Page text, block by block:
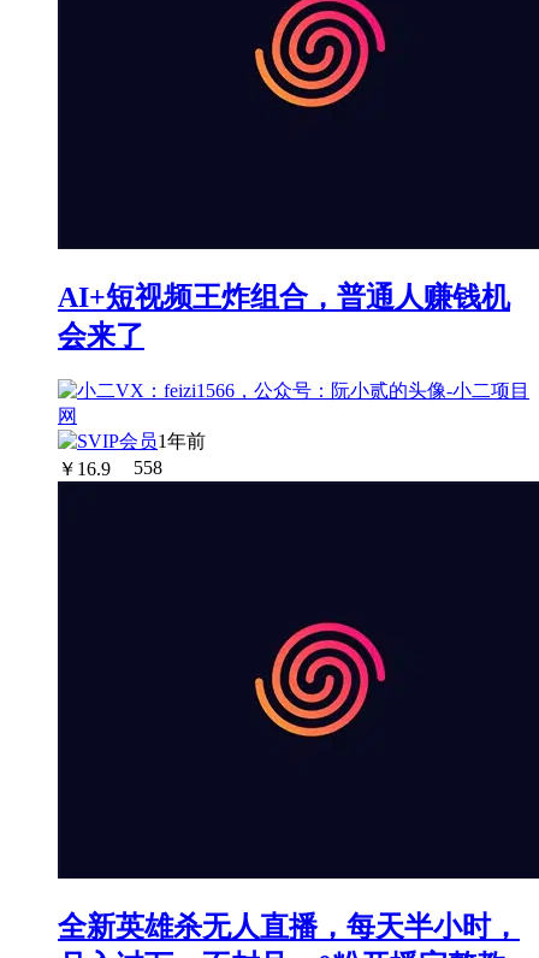
AI+短视频王炸组合，普通人赚钱机
会来了
1年前
￥ 16.9 558
全新英雄杀无人直播，每天半小时，